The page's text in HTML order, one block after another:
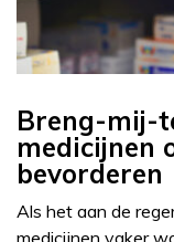
Breng-mij-
medicijnen
bevorderen
Als het aan de